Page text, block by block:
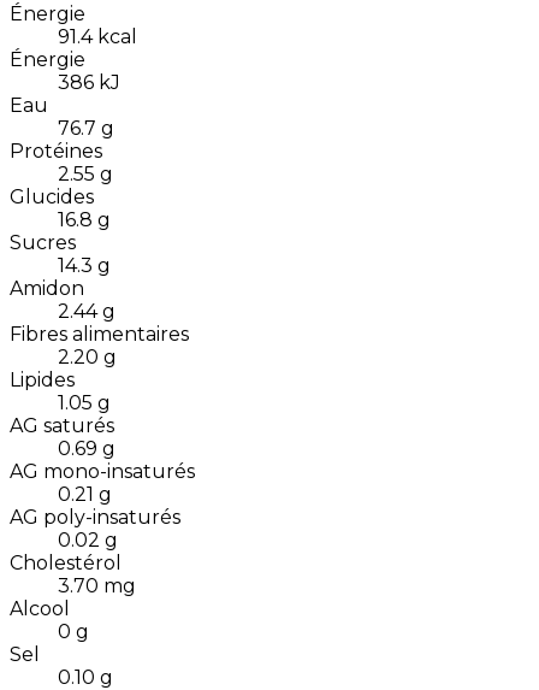
Énergie
91.4 kcal
Énergie
386 kJ
Eau
76.7 g
Protéines
2.55 g
Glucides
16.8 g
Sucres
14.3 g
Amidon
2.44 g
Fibres alimentaires
2.20 g
Lipides
1.05 g
AG saturés
0.69 g
AG mono-insaturés
0.21 g
AG poly-insaturés
0.02 g
Cholestérol
3.70 mg
Alcool
0 g
Sel
0.10 g